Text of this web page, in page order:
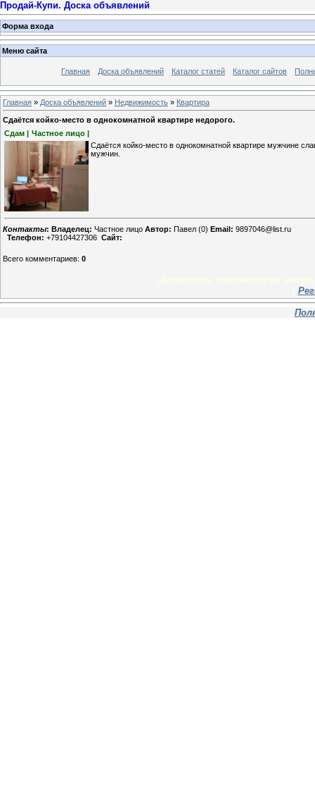
Продай-Купи. Доска объявлений
Форма входа
Меню сайта
Главная Доска объявлений Каталог статей Каталог сайтов
Главная » Доска объявлений » Недвижимость » Квартира
Сдаётся койко-место в однокомнатной квартире недорого.
Сдам | Частное лицо |
Сдаётся койко-место в однокомнатной квартире мужчине
мужчин.
Контакты: Владелец: Частное лицо Автор: Павел (0) Email: 9897046@list.ru
Телефон: +79104427306 Сайт:
Всего комментариев: 0